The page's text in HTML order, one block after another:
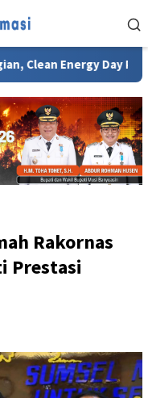
Day PLN UID S2JB
Rakornas
Prestasi